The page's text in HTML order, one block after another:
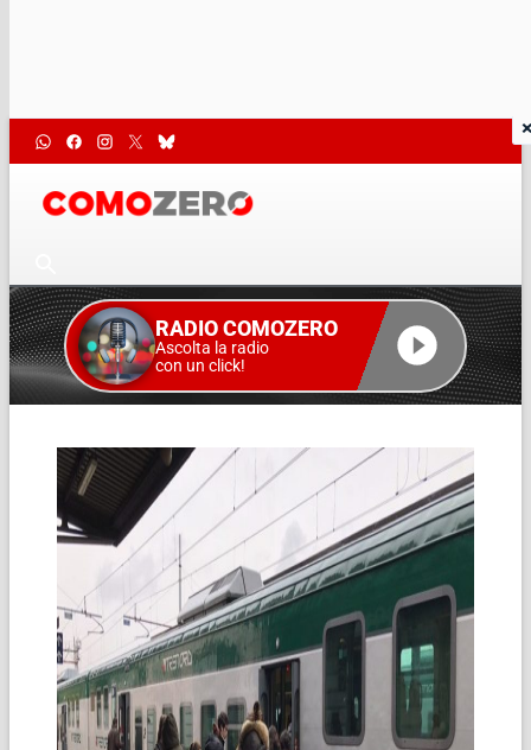
RADIO COMOZERO
Ascolta la radio
con un click!